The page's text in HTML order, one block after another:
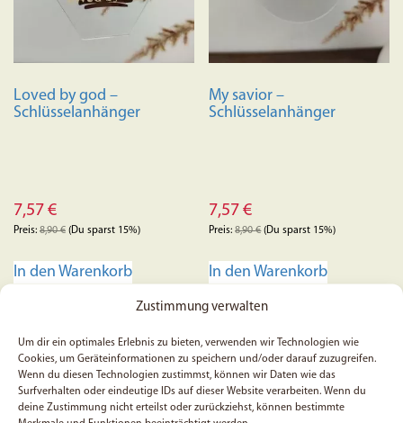
Zustimmung verwalten
Um dir ein optimales Erlebnis zu bieten, verwenden wir Technologien wie
Cookies, um Geräteinformationen zu speichern und/oder darauf zuzugreifen.
Wenn du diesen Technologien zustimmst, können wir Daten wie das
Surfverhalten oder eindeutige IDs auf dieser Website verarbeiten. Wenn du
deine Zustimmung nicht erteilst oder zurückziehst, können bestimmte
können
auf
Loved by god –
Schlüsselanhänger
7,57 €
Preis: 8,90€ (Du sparst 15%)
In den Warenkorb
My savior –
Schlüsselanhänger
7,57€
Preis:8,90€(Du sparst 15%)
In den Warenkorb